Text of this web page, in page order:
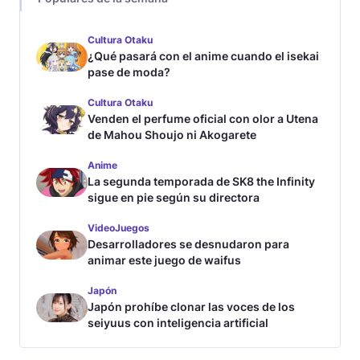
Cultura Otaku
¿Qué pasará con el anime cuando el isekai
pase de moda?
Cultura Otaku
Venden el perfume oficial con olor a Utena
de Mahou Shoujo ni Akogarete
Anime
La segunda temporada de SK8 the Infinity
sigue en pie según su directora
VideoJuegos
Desarrolladores se desnudaron para
animar este juego de waifus
Japón
Japón prohíbe clonar las voces de los
seiyuus con inteligencia artificial